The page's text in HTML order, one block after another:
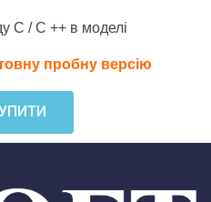
C / C ++ в моделі
пробну версію